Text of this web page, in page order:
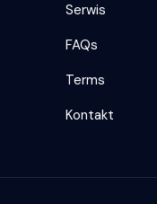
Serwis
FAQs
Terms
Kontakt